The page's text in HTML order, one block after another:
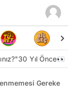
30 Yıl Önce👀
Gereken